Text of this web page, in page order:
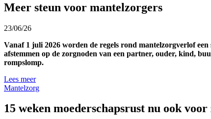
Meer steun voor mantelzorgers
23/06/26
Vanaf 1 juli 2026 worden de regels rond mantelzorgverlof
afstemmen op de zorgnoden van een partner, ouder, kind,
rompslomp.
Lees meer
Mantelzorg
15 weken moederschapsrust nu ook